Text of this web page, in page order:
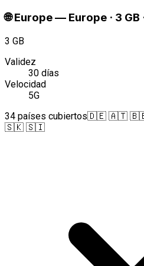
🌐 Europe— Europe · 3
3 GB
Validez
30 días
Velocidad
5G
34 países cubiertos🇩🇪 🇦🇹
🇸🇰 🇸🇮